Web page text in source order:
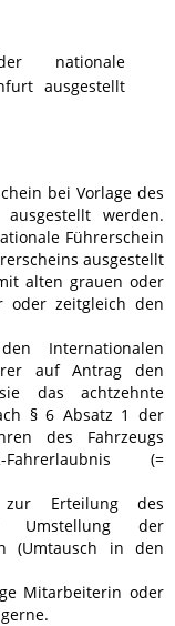
nationale
ausgestellt
bei Vorlage des
werden.
Führerschein
ausgestellt
alten grauen oder
oder zeitgleich den
Internationalen
auf Antrag den
das achtzehnte
§ 6 Absatz 1 der
des Fahrzeugs
(=
Erteilung des
Umstellung der
(Umtausch in den
Mitarbeiterin oder